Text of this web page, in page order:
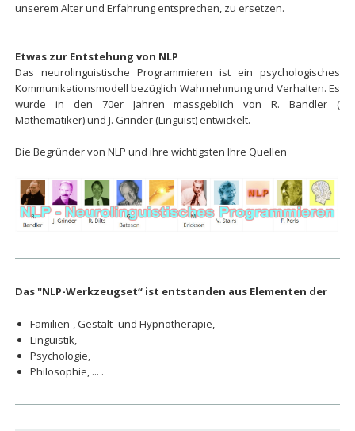
unserem Alter und Erfahrung entsprechen, zu ersetzen.
Etwas zur Entstehung von NLP
Das neurolinguistische Programmieren ist ein psychologisches
Kommunikationsmodell bezüglich Wahrnehmung und Verhalten. Es
wurde in den 70er Jahren massgeblich von R. Bandler (
Mathematiker) und J. Grinder (Linguist) entwickelt.
Die Begründer von NLP und ihre wichtigsten Ihre Quellen
Das "NLP-Werkzeugset“ ist entstanden aus Elementen der
Familien-, Gestalt- und Hypnotherapie,
Linguistik,
Psychologie,
Philosophie, ... .